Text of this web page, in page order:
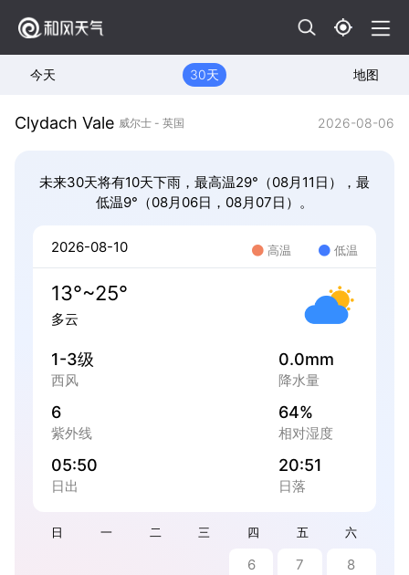
今天 30天 地图
Clydach Vale 威尔士 - 英国 2026-08-06
未来30天将有10天下雨，最高温29°（08月11日），最
低温9°（08月06日，08月07日）。
日 一 二 三 四 五 六
6 7 8
2026-08-10 高温 低温
13°~25°
多云
1-3级
西风
0.0mm
降水量
6
紫外线
64%
相对湿度
05:50
日出
20:51
日落